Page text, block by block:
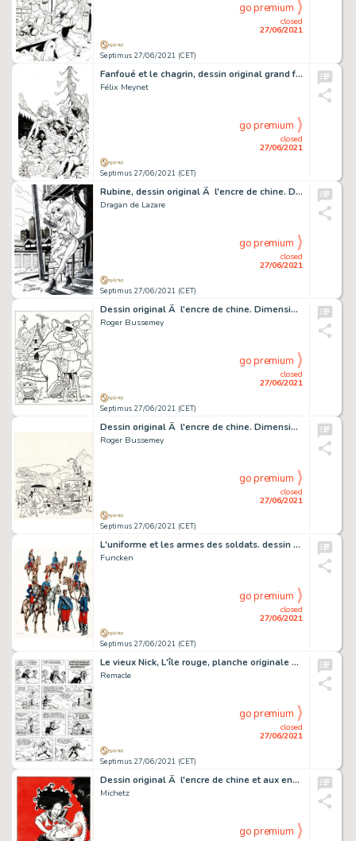
Septimus 27/06/2021 (CET)
closed
27/06/2021
go premium
Fanfoué et le chagrin, dessin original grand format Ã …
Félix Meynet
Septimus 27/06/2021 (CET)
closed
27/06/2021
go premium
Rubine, dessin original Ã l'encre de chine. Dimensions…
Dragan de Lazare
Septimus 27/06/2021 (CET)
closed
27/06/2021
go premium
Dessin original Ã l'encre de chine. Dimensions : 37,5…
Roger Bussemey
Septimus 27/06/2021 (CET)
closed
27/06/2021
go premium
Dessin original Ã l'encre de chine. Dimensions : 35 cm…
Roger Bussemey
Septimus 27/06/2021 (CET)
closed
27/06/2021
go premium
L'uniforme et les armes des soldats. dessin original Ã …
Funcken
Septimus 27/06/2021 (CET)
closed
27/06/2021
go premium
Le vieux Nick, L'île rouge, planche originale Ã …
Remacle
Septimus 27/06/2021 (CET)
closed
27/06/2021
go premium
Dessin original Ã l'encre de chine et aux encres de…
Michetz
go premium